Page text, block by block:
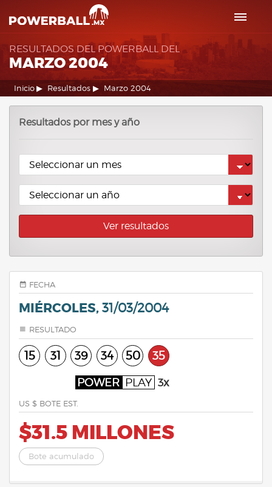
RESULTADOS DEL POWERBALL DEL
MARZO 2004
Inicio Resultados Marzo 2004
Resultados por mes y año
Ver resultados
FECHA
MIÉRCOLES, 31/03/2004
RESULTADO
15 31 39 34 50 35
POWER PLAY 3x
US $ BOTE EST.
$31.5 MILLONES
Bote acumulado